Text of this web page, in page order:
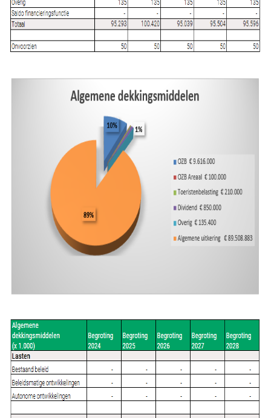
Overzicht
algemene
dekkingsmiddelen